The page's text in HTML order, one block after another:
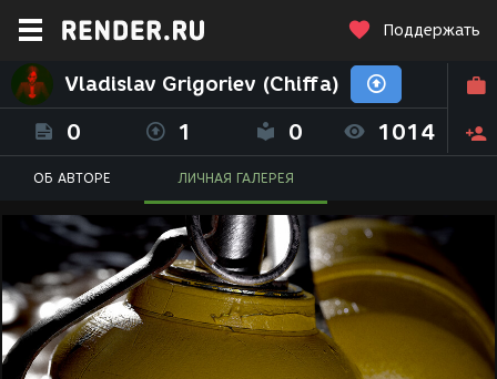
Поддержать
Vladislav Grigoriev (Chiffa)
0 1 0 1014
ОБ АВТОРЕ ЛИЧНАЯ ГАЛЕРЕЯ